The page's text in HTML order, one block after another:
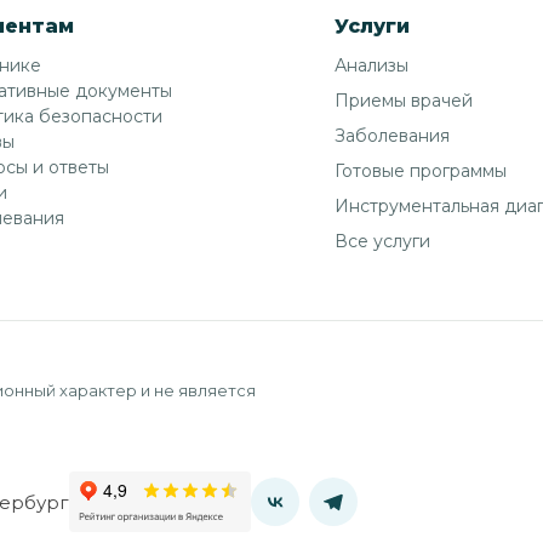
документы
безопасности
и ответы
Услуги
Анализы
Приемы врачей
Заболевания
Готовые программы
Инструментальная
Все услуги
характер и не является